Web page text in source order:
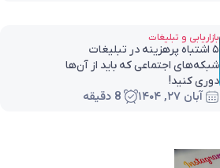
بازاریابی و تبلیغات
۵ اشتباه پرهزینه در تبلیغات
شبکه‌های اجتماعی که باید از آن‌ها
دوری کنید!
آبان ۲۷, ۱۴۰۴ 8 دقیقه